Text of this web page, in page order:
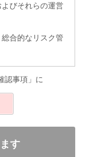
びそれらの運営
合的なリスク管
者提供の予定は
える者を選定し
適切に取り扱い
認事項」に